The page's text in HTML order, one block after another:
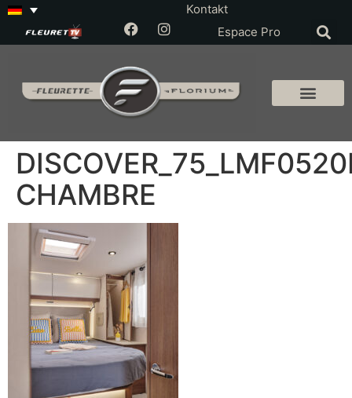
Kontakt
Espace Pro
CHAMBRE